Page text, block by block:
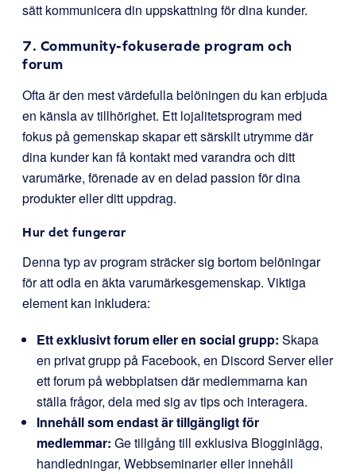
sätt kommunicera din uppskattning för dina kunder.
7. Community-fokuserade program och
forum
Ofta är den mest värdefulla belöningen du kan erbjuda
en känsla av tillhörighet. Ett lojalitetsprogram med
fokus på gemenskap skapar ett särskilt utrymme där
dina kunder kan få kontakt med varandra och ditt
varumärke, förenade av en delad passion för dina
produkter eller ditt uppdrag.
Hur det fungerar
Denna typ av program sträcker sig bortom belöningar
för att odla en äkta varumärkesgemenskap. Viktiga
element kan inkludera:
Ett exklusivt forum eller en social grupp: Skapa
en privat grupp på Facebook, en Discord Server eller
ett forum på webbplatsen där medlemmarna kan
ställa frågor, dela med sig av tips och interagera.
Innehåll som endast är tillgängligt för
medlemmar: Ge tillgång till exklusiva Blogginlägg,
handledningar, Webbseminarier eller innehåll